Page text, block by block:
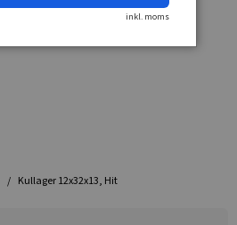
Kullager 12x32x13, Hit
inkl. moms